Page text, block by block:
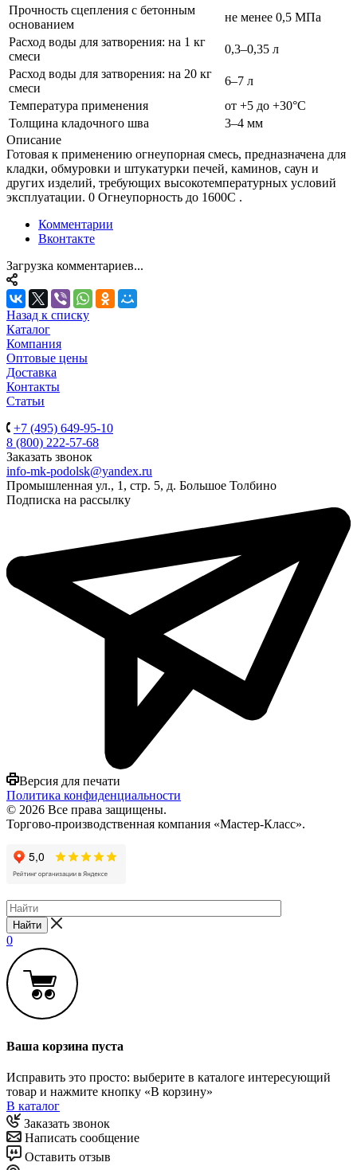
Прочность сцепления с бетонным
основанием
не менее 0,5 МПа
Расход воды для затворения: на 1 кг
смеси
0,3–0,35 л
Расход воды для затворения: на 20 кг
смеси
6–7 л
Температура применения
от +5 до +30°С
Толщина кладочного шва
3–4 мм
Описание
Готовая к применению огнеупорная смесь, предназначена для
кладки, обмуровки и штукатурки печей, каминов, саун и
других изделий, требующих высокотемпературных условий
эксплуатации. 0 Огнеупорность до 1600С .
Комментарии
Вконтакте
Загрузка комментариев...
Назад к списку
Каталог
Компания
Оптовые цены
Доставка
Контакты
Статьи
+7 (495) 649-95-10
8 (800) 222-57-68
Заказать звонок
info-mk-podolsk@yandex.ru
Промышленная ул., 1, стр. 5, д. Большое Толбино
Подписка на рассылку
Версия для печати
Политика конфиденциальности
© 2026 Все права защищены.
Торгово-производственная компания «Мастер-Класс».
Найти
0
Ваша корзина пуста
Исправить это просто: выберите в каталоге интересующий
товар и нажмите кнопку «В корзину»
В каталог
Заказать звонок
Написать сообщение
Оставить отзыв